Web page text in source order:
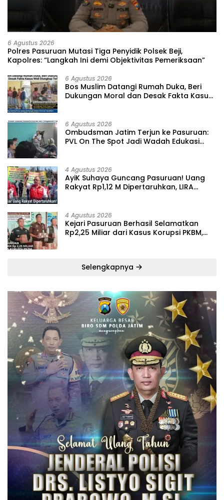
6 Agustus 2026
‎Polres Pasuruan Mutasi Tiga Penyidik Polsek Beji,
Kapolres: “Langkah Ini demi Objektivitas Pemeriksaan”
6 Agustus 2026
‎Bos Muslim Datangi Rumah Duka, Beri
Dukungan Moral dan Desak Fakta Kasus
6 Agustus 2026
‎Ombudsman Jatim Terjun ke Pasuruan:
PVL On The Spot Jadi Wadah Edukasi
4 Agustus 2026
‎AyiK Suhaya Guncang Pasuruan! Uang
Rakyat Rp1,12 M Dipertaruhkan, LIRA
4 Agustus 2026
Kejari Pasuruan Berhasil Selamatkan
Rp2,25 Miliar dari Kasus Korupsi PKBM,
Selengkapnya